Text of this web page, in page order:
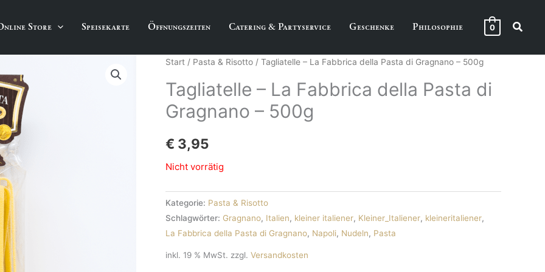
Store Speisekarte Öffnungszeiten Catering & Partyservice Geschenke Philosophie 0
Start / Pasta & Risotto / Tagliatelle – La Fabbrica della Pasta di Gragnano – 500g
Tagliatelle – La Fabbrica della Pasta di
Gragnano – 500g
€ 3,95
Nicht vorrätig
Kategorie: Pasta & Risotto
Schlagwörter: Gragnano, Italien, kleiner italiener, Kleiner_Italiener, kleineritaliener,
La Fabbrica della Pasta di Gragnano, Napoli, Nudeln, Pasta
inkl. 19 % MwSt. zzgl. Versandkosten